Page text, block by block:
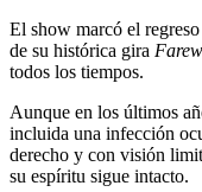
El show marcó el
de su histórica gira
todos los tiempos.
Aunque en los últimos
incluida una infección
derecho y con visión
su espíritu sigue intacto.